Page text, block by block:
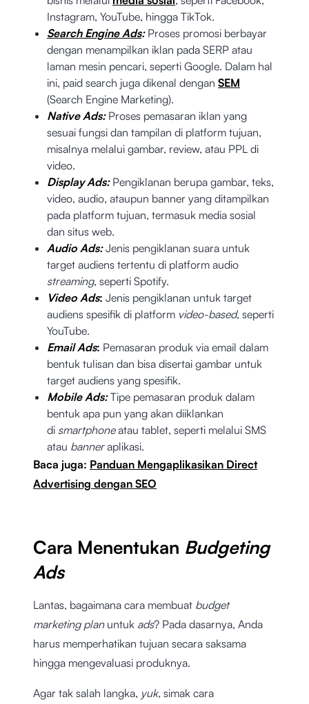
Instagram, YouTube, hingga TikTok.
Search Engine Ads: Proses promosi berbayar
dengan menampilkan iklan pada SERP atau
laman mesin pencari, seperti Google. Dalam hal
ini, paid search juga dikenal dengan SEM
(Search Engine Marketing).
Native Ads: Proses pemasaran iklan yang
sesuai fungsi dan tampilan di platform tujuan,
misalnya melalui gambar, review, atau PPL di
video.
Display Ads: Pengiklanan berupa gambar, teks,
video, audio, ataupun banner yang ditampilkan
pada platform tujuan, termasuk media sosial
dan situs web.
Audio Ads: Jenis pengiklanan suara untuk
target audiens tertentu di platform audio
streaming, seperti Spotify.
Video Ads: Jenis pengiklanan untuk target
audiens spesifik di platform video-based, seperti
YouTube.
Email Ads: Pemasaran produk via email dalam
bentuk tulisan dan bisa disertai gambar untuk
target audiens yang spesifik.
Mobile Ads: Tipe pemasaran produk dalam
bentuk apa pun yang akan diiklankan
di smartphoneatau tablet, seperti melalui SMS
atau banneraplikasi.
Baca juga: Panduan Mengaplikasikan Direct
Advertising dengan SEO
Cara Menentukan Budgeting
Ads
Lantas, bagaimana cara membuat budget
marketing planuntuk ads? Pada dasarnya, Anda
harus memperhatikan tujuan secara saksama
hingga mengevaluasi produknya.
Agar tak salah langka, yuk, simak cara